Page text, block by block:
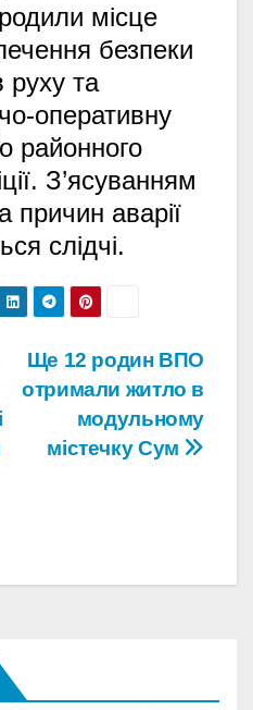
місце
безпеки
руху та
оперативну
районного
З’ясуванням
причин аварії
слідчі.
Ще 12 родин ВПО
отримали житло в
модульному
містечку Сум